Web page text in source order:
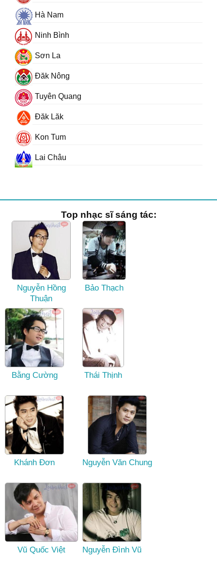
Hà Nam
Ninh Bình
Sơn La
Đăk Nông
Tuyên Quang
Đăk Lăk
Kon Tum
Lai Châu
Top nhạc sĩ sáng tác:
Nguyễn Hồng
Thuận
Bảo Thạch
Bằng Cường Thái Thịnh
Khánh Đơn Nguyễn Văn Chung
Vũ Quốc Việt Nguyễn Đình Vũ